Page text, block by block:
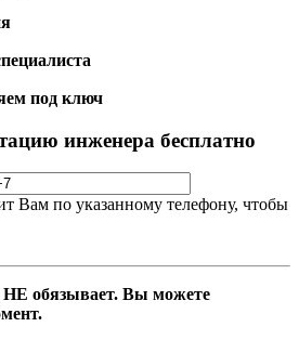
под ключ
инженера бесплатно
Вам по указанному телефону, чтобы
НЕ обязывает. Вы можете